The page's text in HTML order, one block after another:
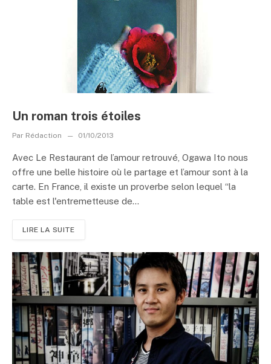
Un roman trois étoiles
Par Rédaction 01/10/2013
Avec Le Restaurant de l’amour retrouvé, Ogawa Ito nous
offre une belle histoire où le partage et l’amour sont à la
carte. En France, il existe un proverbe selon lequel “la
table est l'entremetteuse de...
LIRE LA SUITE